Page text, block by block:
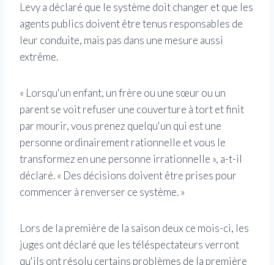
Levy a déclaré que le système doit changer et que les
agents publics doivent être tenus responsables de
leur conduite, mais pas dans une mesure aussi
extrême.
« Lorsqu'un enfant, un frère ou une sœur ou un
parent se voit refuser une couverture à tort et finit
par mourir, vous prenez quelqu'un qui est une
personne ordinairement rationnelle et vous le
transformez en une personne irrationnelle », a-t-il
déclaré. « Des décisions doivent être prises pour
commencer à renverser ce système. »
Lors de la première de la saison deux ce mois-ci, les
juges ont déclaré que les téléspectateurs verront
qu'ils ont résolu certains problèmes de la première